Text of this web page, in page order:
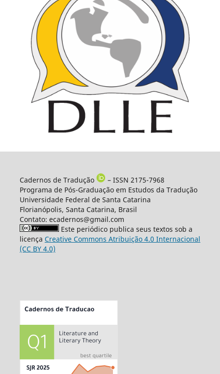
Cadernos de Tradução
– ISSN 2175-7968
Programa de Pós-Graduação em Estudos da Tradução
Universidade Federal de Santa Catarina
Florianópolis, Santa Catarina, Brasil
Contato: ecadernos@gmail.com
Este periódico publica seus textos sob a
licença Creative Commons Atribuição 4.0 Internacional
(CC BY 4.0)